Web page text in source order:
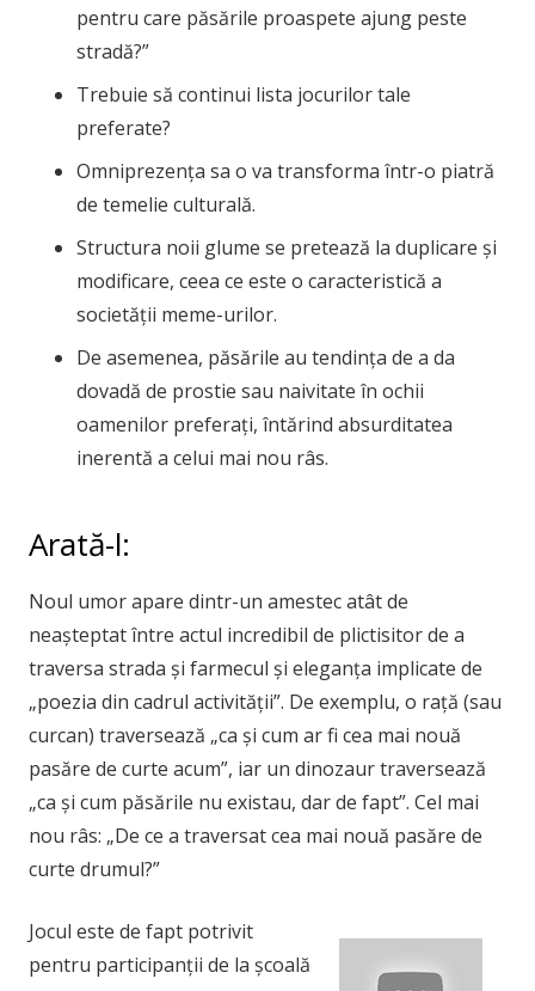
pentru care păsările proaspete ajung peste
stradă?”
Trebuie să continui lista jocurilor tale
preferate?
Omniprezența sa o va transforma într-o piatră
de temelie culturală.
Structura noii glume se pretează la duplicare și
modificare, ceea ce este o caracteristică a
societății meme-urilor.
De asemenea, păsările au tendința de a da
dovadă de prostie sau naivitate în ochii
oamenilor preferați, întărind absurditatea
inerentă a celui mai nou râs.
Arată-l:
Noul umor apare dintr-un amestec atât de
neașteptat între actul incredibil de plictisitor de a
traversa strada și farmecul și eleganța implicate de
„poezia din cadrul activității”. De exemplu, o rață (sau
curcan) traversează „ca și cum ar fi cea mai nouă
pasăre de curte acum”, iar un dinozaur traversează
„ca și cum păsările nu existau, dar de fapt”. Cel mai
nou râs: „De ce a traversat cea mai nouă pasăre de
curte drumul?”
Jocul este de fapt potrivit
pentru participanții de la școală